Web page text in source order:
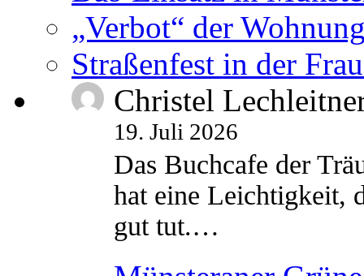
„Verbot“ der
Straßenfest in der
Christel
19. Juli 2026
Das Buchcafe der
hat eine Leichtigkeit,
gut tut.…